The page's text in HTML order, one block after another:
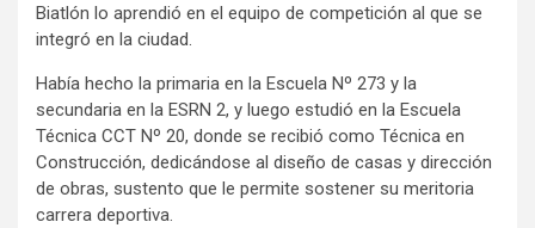
Biatlón lo aprendió en el equipo de competición al que se
integró en la ciudad.
Había hecho la primaria en la Escuela Nº 273 y la
secundaria en la ESRN 2, y luego estudió en la Escuela
Técnica CCT Nº 20, donde se recibió como Técnica en
Construcción, dedicándose al diseño de casas y dirección
de obras, sustento que le permite sostener su meritoria
carrera deportiva.